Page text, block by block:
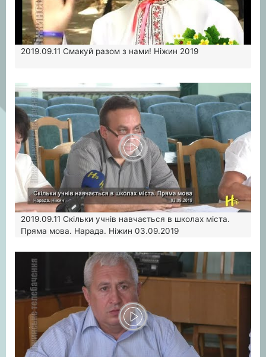
2019.09.11 Смакуй разом з нами! Ніжин 2019
2019.09.11 Скільки учнів навчається в школах міста.
Пряма мова. Нарада. Ніжин 03.09.2019